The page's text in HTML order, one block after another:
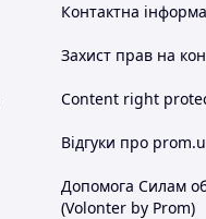
Контактна
Захист прав на
Content right
Відгуки про
Допомога Силам
(Volonter by Prom)